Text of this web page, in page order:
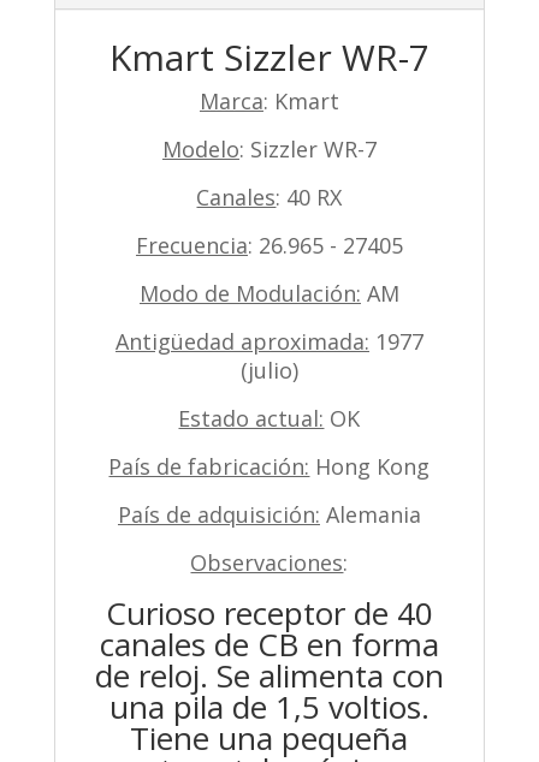
Kmart Sizzler WR-7
Marca: Kmart
Modelo: Sizzler WR-7
Canales: 40 RX
Frecuencia: 26.965 - 27405
Modo de Modulación: AM
Antigüedad aproximada: 1977
(julio)
Estado actual: OK
País de fabricación: Hong Kong
País de adquisición: Alemania
Observaciones:
Curioso receptor de 40
canales de CB en forma
de reloj. Se alimenta con
una pila de 1,5 voltios.
Tiene una pequeña